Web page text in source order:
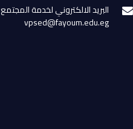
البريد الالكتروني لخدمة المجتمع
vpsed@fayoum.edu.eg